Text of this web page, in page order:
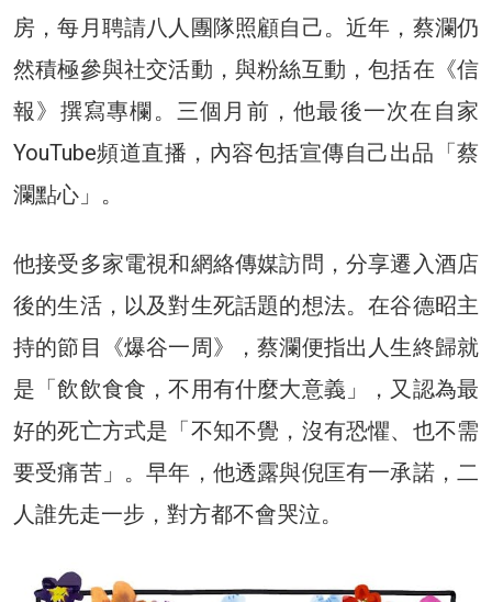
房，每月聘請八人團隊照顧自己。近年，蔡瀾仍
然積極參與社交活動，與粉絲互動，包括在《信
報》撰寫專欄。三個月前，他最後一次在自家
YouTube頻道直播，內容包括宣傳自己出品「蔡
瀾點心」。
他接受多家電視和網絡傳媒訪問，分享遷入酒店
後的生活，以及對生死話題的想法。在谷德昭主
持的節目《爆谷一周》，蔡瀾便指出人生終歸就
是「飲飲食食，不用有什麼大意義」，又認為最
好的死亡方式是「不知不覺，沒有恐懼、也不需
要受痛苦」。早年，他透露與倪匡有一承諾，二
人誰先走一步，對方都不會哭泣。